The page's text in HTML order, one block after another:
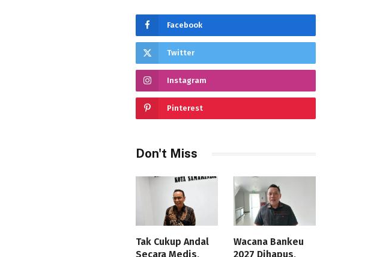
Facebook
Twitter
Instagram
Pinterest
Don't Miss
Tak Cukup Andal
Secara Medis,
Wacana Bankeu
2027 Dihapus,